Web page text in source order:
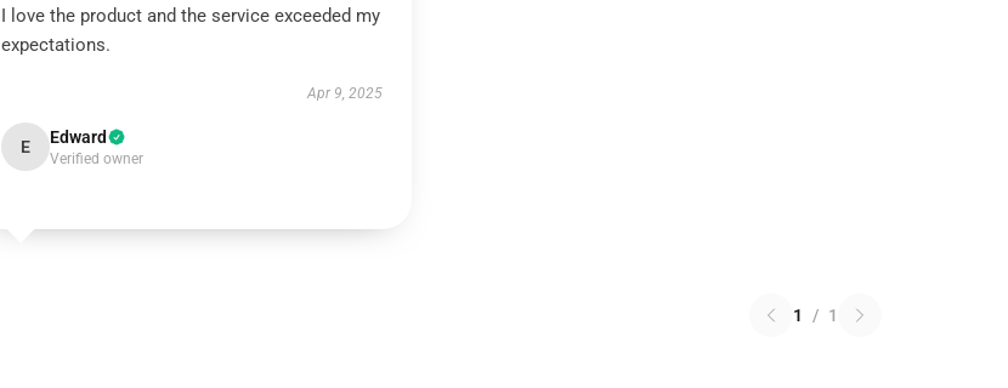
I love the product and the service exceeded my
expectations.
Apr 9, 2025
E Edward
Verified owner
1 / 1